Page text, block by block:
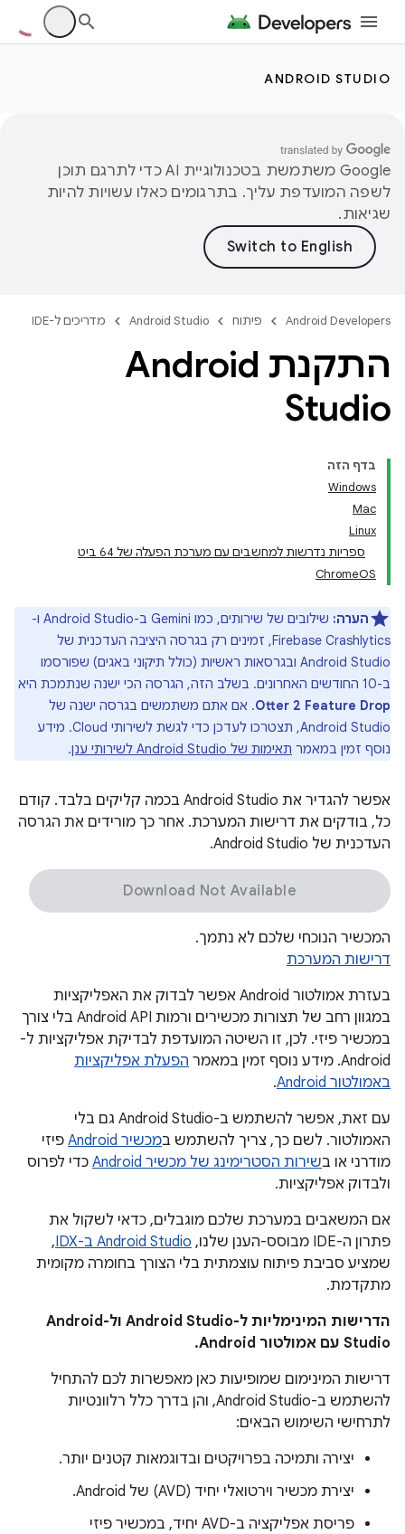
ANDROID STUDIO
‫Google משתמשת בטכנולוגיית AI כדי לתרגם תוכן
לשפה המועדפת עליך. בתרגומים כאלו עשויות להיות
שגיאות.
Android Developers פיתוח Android Studio מדריכים ל-IDE
התקנת Android
Studio
בדף הזה
Windows
Mac
Linux
ספריות נדרשות למחשבים עם מערכת הפעלה של 64 ביט
ChromeOS
הערה:
שילובים של שירותים, כמו Gemini ב-Android Studio ו-
Firebase Crashlytics, זמינים רק בגרסה היציבה העדכנית של
Android Studio ובגרסאות ראשיות (כולל תיקוני באגים) שפורסמו
ב-10 החודשים האחרונים. בשלב הזה, הגרסה הכי ישנה שנתמכת היא
Otter 2 Feature Drop. אם אתם משתמשים בגרסה ישנה של
Android Studio, תצטרכו לעדכן כדי לגשת לשירותי Cloud. מידע
נוסף זמין במאמר תאימות של Android Studio לשירותי ענן .
אפשר להגדיר את Android Studio בכמה קליקים בלבד. קודם
כל, בודקים את דרישות המערכת. אחר כך מורידים את הגרסה
העדכנית של Android Studio.
Download Not Available
המכשיר הנוכחי שלכם לא נתמך.
דרישות המערכת
בעזרת אמולטור Android אפשר לבדוק את האפליקציות
במגוון רחב של תצורות מכשירים ורמות Android API בלי צורך
במכשיר פיזי. לכן, זו השיטה המועדפת לבדיקת אפליקציות ל-
Android. מידע נוסף זמין במאמר
הפעלת אפליקציות
באמולטור Android
.
עם זאת, אפשר להשתמש ב-Android Studio גם בלי
האמולטור. לשם כך, צריך להשתמש במכשיר Android
פיזי
מודרני או בשירות הסטרימינג של מכשיר Android
כדי לפרוס
ולבדוק אפליקציות.
אם המשאבים במערכת שלכם מוגבלים, כדאי לשקול את
פתרון ה-IDE מבוסס-הענן שלנו,
Android Studio ב-IDX
,
שמציע סביבת פיתוח עוצמתית בלי הצורך בחומרה מקומית
מתקדמת.
הדרישות המינימליות ל-Android Studio ול-Android
Studio עם אמולטור Android.
דרישות המינימום שמופיעות כאן מאפשרות לכם להתחיל
להשתמש ב-Android Studio, והן בדרך כלל רלוונטיות
לתרחישי השימוש הבאים:
יצירה ותמיכה בפרויקטים ובדוגמאות קטנים יותר.
יצירת מכשיר וירטואלי יחיד (AVD) של Android.
פריסת אפליקציה ב-AVD יחיד, במכשיר פיזי